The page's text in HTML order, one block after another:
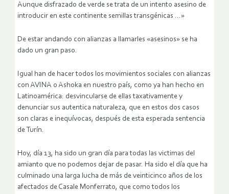
Aunque disfrazado de verde se trata de un intento asesino de
introducir en este continente semillas transgénicas …»
De estar andando con alianzas a llamarles «asesinos» se ha
dado un gran paso.
Igual han de hacer todos los movimientos sociales con alianzas
con AVINA o Ashoka en nuestro país, como ya han hecho en
Latinoamérica: desvincularse de ellas taxativamente y
denunciar sus autentica naturaleza, que en estos dos casos
son claras e inequívocas, después de esta esperada sentencia
de Turín.
Hoy, día 13, ha sido un gran día para todas las victimas del
amianto que no podemos dejar de pasar. Ha sido el día que ha
culminado una larga lucha de más de veinticinco años de los
afectados de Casale Monferrato, que como todos los